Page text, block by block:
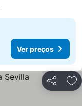
Ver preços
Partilhar